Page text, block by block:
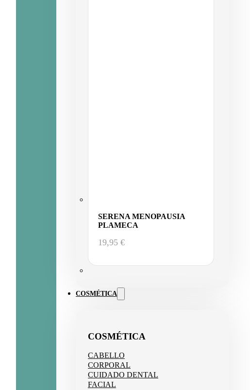
SERENA MENOPAUSIA
PLAMECA
19,95 €
COSMÉTICA
COSMÉTICA
CABELLO
CORPORAL
CUIDADO DENTAL
FACIAL